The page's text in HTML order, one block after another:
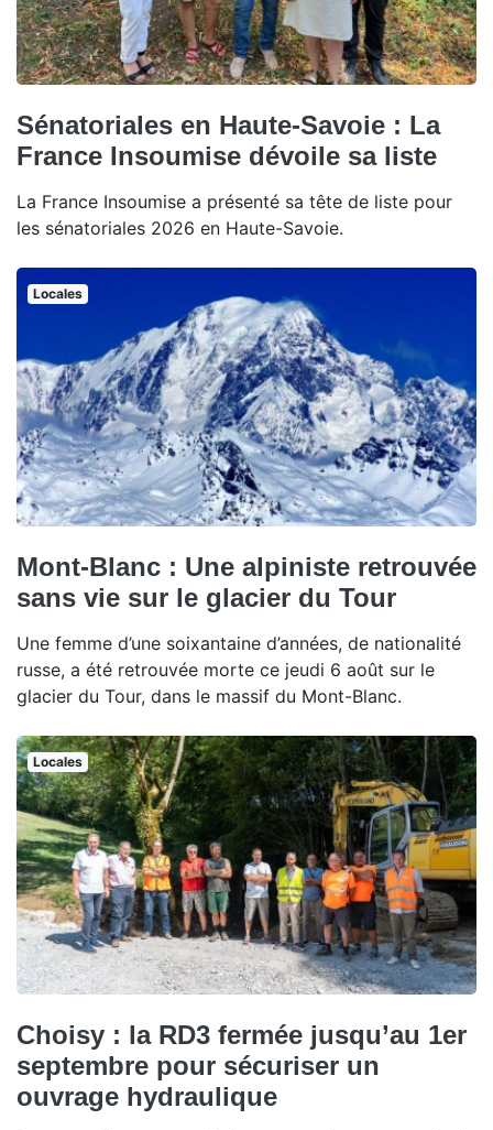
Sénatoriales en Haute-Savoie : La
France Insoumise dévoile sa liste
La France Insoumise a présenté sa tête de liste pour
les sénatoriales 2026 en Haute-Savoie.
Locales
Mont-Blanc : Une alpiniste retrouvée
sans vie sur le glacier du Tour
Une femme d’une soixantaine d’années, de nationalité
russe, a été retrouvée morte ce jeudi 6 août sur le
glacier du Tour, dans le massif du Mont-Blanc.
Locales
Choisy : la RD3 fermée jusqu’au 1er
septembre pour sécuriser un
ouvrage hydraulique